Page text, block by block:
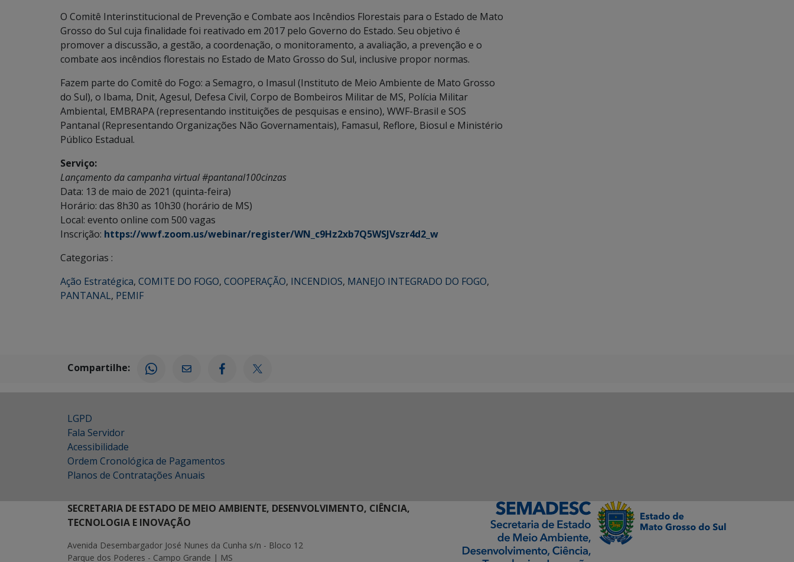
O Comitê Interinstitucional de Prevenção e Combate aos Incêndios Florestais para o Estado de Mato
Grosso do Sul cuja finalidade foi reativado em 2017 pelo Governo do Estado. Seu objetivo é
promover a discussão, a gestão, a coordenação, o monitoramento, a avaliação, a prevenção e o
combate aos incêndios florestais no Estado de Mato Grosso do Sul, inclusive propor normas.
Fazem parte do Comitê do Fogo: a Semagro, o Imasul (Instituto de Meio Ambiente de Mato Grosso
do Sul), o Ibama, Dnit, Agesul, Defesa Civil, Corpo de Bombeiros Militar de MS, Polícia Militar
Ambiental, EMBRAPA (representando instituições de pesquisas e ensino), WWF-Brasil e SOS
Pantanal (Representando Organizações Não Governamentais), Famasul, Reflore, Biosul e Ministério
Público Estadual.
Serviço:
Lançamento da campanha virtual #pantanal100cinzas
Data: 13 de maio de 2021 (quinta-feira)
Horário: das 8h30 as 10h30 (horário de MS)
Local: evento online com 500 vagas
Inscrição: https://wwf.zoom.us/webinar/register/WN_c9Hz2xb7Q5WSJVszr4d2_w
Categorias :
Ação Estratégica, COMITE DO FOGO, COOPERAÇÃO, INCENDIOS, MANEJO INTEGRADO DO FOGO,
PANTANAL, PEMIF
Compartilhe:
LGPD
Fala Servidor
Acessibilidade
Ordem Cronológica de Pagamentos
Planos de Contratações Anuais
SECRETARIA DE ESTADO DE MEIO AMBIENTE, DESENVOLVIMENTO, CIÊNCIA,
TECNOLOGIA E INOVAÇÃO
Avenida Desembargador José Nunes da Cunha s/n - Bloco 12
Parque dos Poderes - Campo Grande | MS